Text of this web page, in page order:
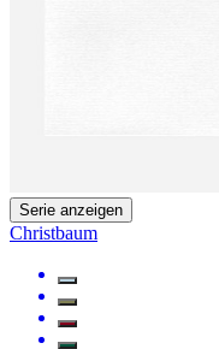
Serie anzeigen
Christbaum